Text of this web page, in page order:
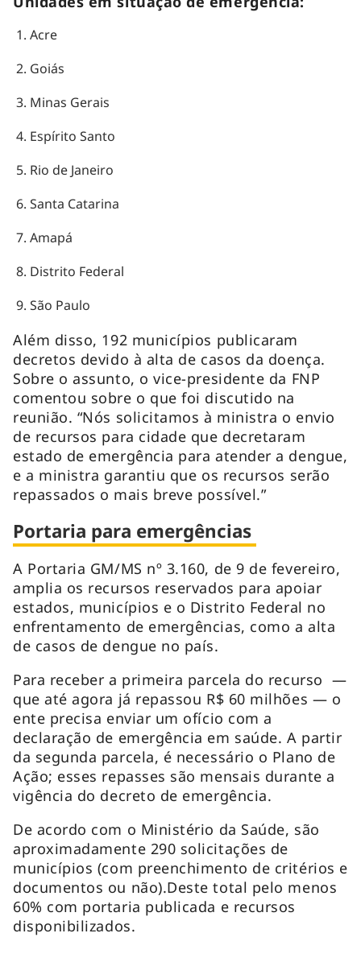
Acre
Goiás
Minas Gerais
Espírito Santo
Rio de Janeiro
Santa Catarina
Amapá
Distrito Federal
São Paulo
Além disso, 192 municípios publicaram
decretos devido à alta de casos da doença.
Sobre o assunto, o vice-presidente da FNP
comentou sobre o que foi discutido na
reunião. “Nós solicitamos à ministra o envio
de recursos para cidade que decretaram
estado de emergência para atender a dengue,
e a ministra garantiu que os recursos serão
repassados o mais breve possível.”
Portaria para emergências
A Portaria GM/MS nº 3.160, de 9 de fevereiro,
amplia os recursos reservados para apoiar
estados, municípios e o Distrito Federal no
enfrentamento de emergências, como a alta
de casos de dengue no país.
Para receber a primeira parcela do recurso —
que até agora já repassou R$ 60 milhões — o
ente precisa enviar um ofício com a
declaração de emergência em saúde. A partir
da segunda parcela, é necessário o Plano de
Ação; esses repasses são mensais durante a
vigência do decreto de emergência.
De acordo com o Ministério da Saúde, são
aproximadamente 290 solicitações de
municípios (com preenchimento de critérios e
documentos ou não).Deste total pelo menos
60% com portaria publicada e recursos
disponibilizados.